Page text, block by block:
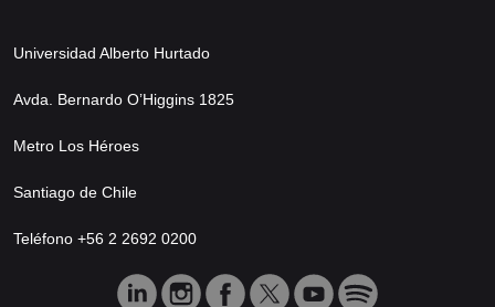
Universidad Alberto Hurtado
Avda. Bernardo O’Higgins 1825
Metro Los Héroes
Santiago de Chile
Teléfono +56 2 2692 0200